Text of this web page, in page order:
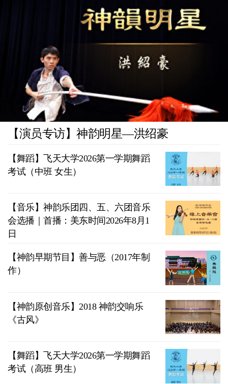
【演员专访】神韵明星—洪绍豪
【舞蹈】飞天大学2026第一学期舞蹈
考试（中班 女生）
【音乐】神韵乐团四、五、六团音乐
会选播｜首播：美东时间2026年8月1
日
【神韵早期节目】善与恶（2017年制
作）
【神韵原创音乐】2018 神韵交响乐
《古风》
【舞蹈】飞天大学2026第一学期舞蹈
考试（高班 男生）